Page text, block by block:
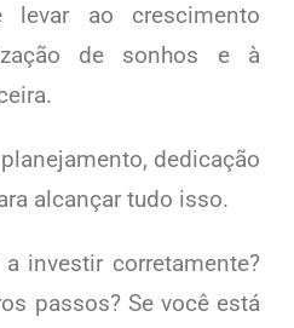
levar ao crescimento
de sonhos e à
dedicação
alcançar tudo isso.
investir corretamente?
passos? Se você está